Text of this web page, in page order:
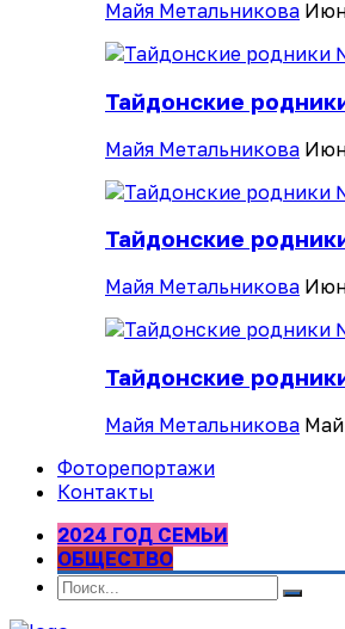
Майя Метальникова Июн
Тайдонские
Майя Метальникова Июн
Тайдонские
Майя Метальникова
Тайдонские
Майя Метальникова Май
Фоторепортажи
Контакты
2024 ГОД СЕМЬИ
ОБЩЕСТВО